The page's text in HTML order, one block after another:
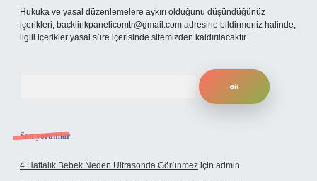
Hukuka ve yasal düzenlemelere aykırı olduğunu düşündüğünüz
içerikleri, backlinkpanelicomtr@gmail.com adresine bildirmeniz halinde,
ilgili içerikler yasal süre içerisinde sitemizden kaldırılacaktır.
Son yorumlar
4 Haftalık Bebek Neden Ultrasonda Görünmez için admin